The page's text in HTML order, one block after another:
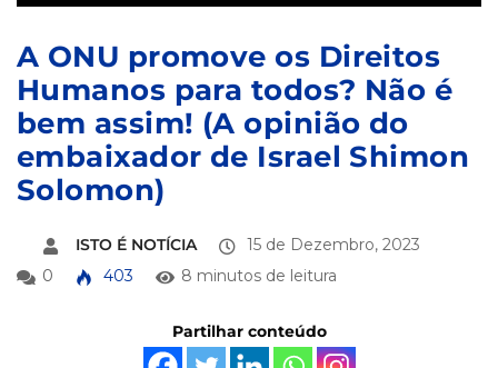
A ONU promove os Direitos
Humanos para todos? Não é
bem assim! (A opinião do
embaixador de Israel Shimon
Solomon)
ISTO É NOTÍCIA
15 de Dezembro, 2023
0
403 8 minutos de leitura
Partilhar conteúdo